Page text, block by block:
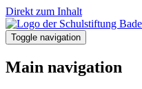
Direkt zum Inhalt
Toggle navigation
Main navigation